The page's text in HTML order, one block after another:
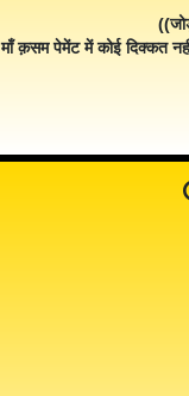
माँ क़सम पेमेंट में कोई दिक्कत